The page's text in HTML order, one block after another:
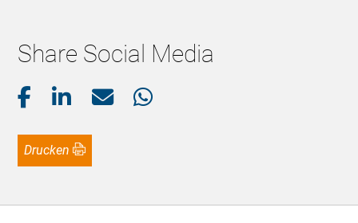
Share Social Media
Drucken